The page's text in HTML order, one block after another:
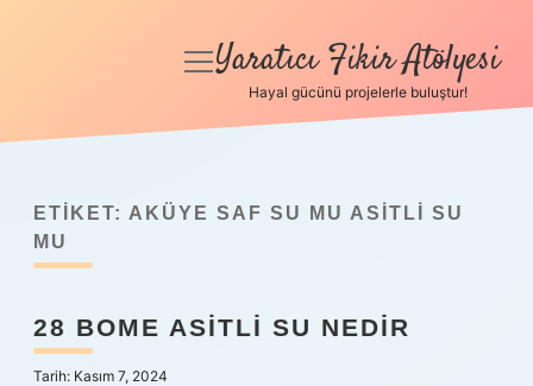
Anasayfa
Yasal Uyarı
menüyü
Yaratıcı Fikir Atölyesi
Hayal gücünü projelerle buluştur!
ETIKET: AKÜYE SAF SU MU ASITLI SU
MU
28 BOME ASITLI SU NEDIR
Tarih: Kasım 7, 2024